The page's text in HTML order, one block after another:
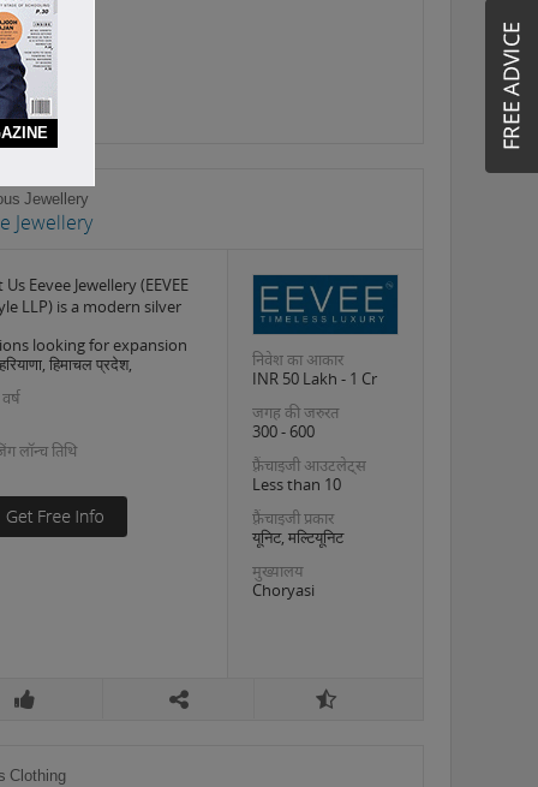
Jewellery
Jewellery
Eevee Jewellery (EEVEE
LLP) is a modern silver
looking for expansion
हिमाचल प्रदेश,
लॉन्च तिथि
निवेश का आकार
INR 50 Lakh - 1 Cr
जगह की जरुरत
300 - 600
फ़्रैंचाइजी आउटलेट्स
Less than 10
फ़्रैंचाइजी प्रकार
यूनिट, मल्टियूनिट
मुख्यालय
Choryasi
Clothing